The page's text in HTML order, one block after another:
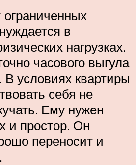
в
нагрузках.
часового выгула
В условиях квартиры
себя не
Ему нужен
и простор. Он
переносит и